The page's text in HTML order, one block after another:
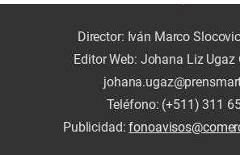
Director: Iván Marco
Editor Web: Johana Liz Ugaz
Teléfono: (+511) 311
Publicidad: